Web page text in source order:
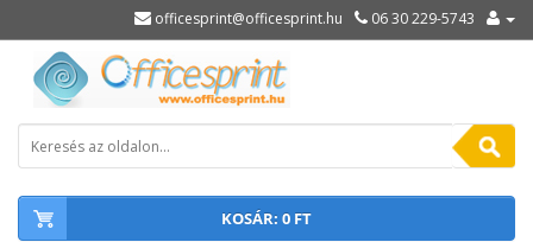
officesprint@officesprint.hu 06 30 229-5743
KOSÁR: 0 FT